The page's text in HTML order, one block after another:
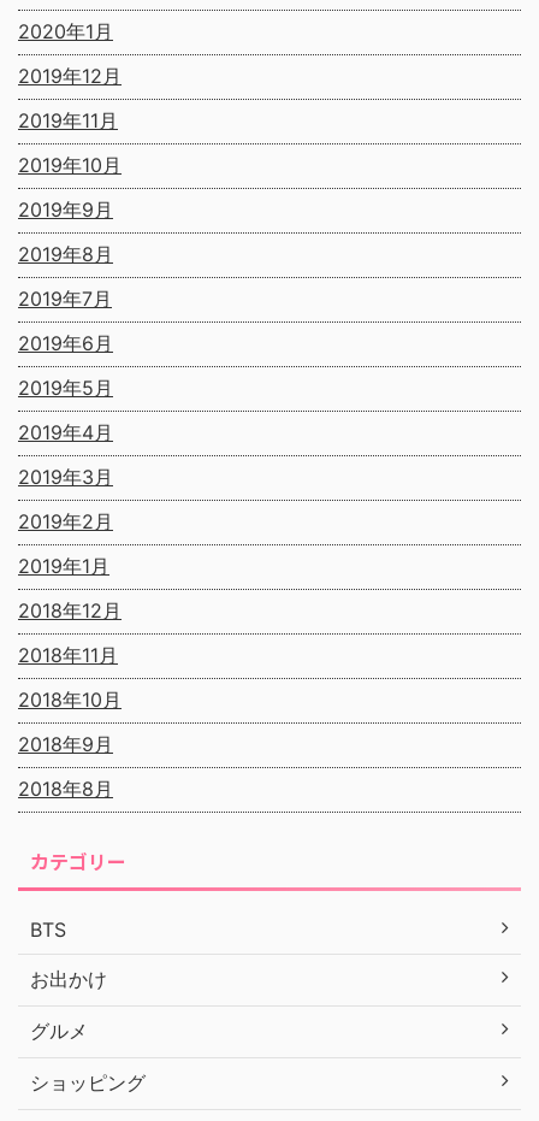
2020年1月
2019年12月
2019年11月
2019年10月
2019年9月
2019年8月
2019年7月
2019年6月
2019年5月
2019年4月
2019年3月
2019年2月
2019年1月
2018年12月
2018年11月
2018年10月
2018年9月
2018年8月
カテゴリー
BTS
お出かけ
グルメ
ショッピング